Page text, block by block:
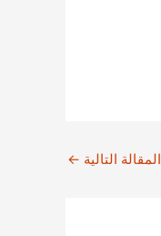
المقالة التالية ←